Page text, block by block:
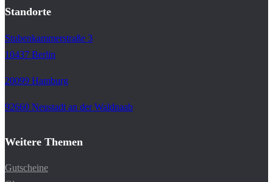
Standorte
Stubenkammerstraße 3
10437 Berlin
20099 Hamburg
92660 Neustadt an der Waldnaab
Weitere Themen
Gutscheine